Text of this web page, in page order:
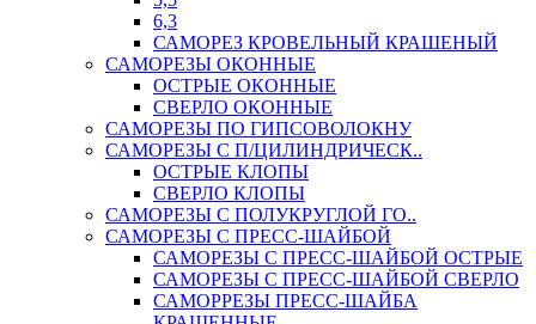
6,3
САМОРЕЗ КРОВЕЛЬНЫЙ КРАШЕНЫЙ
САМОРЕЗЫ ОКОННЫЕ
ОСТРЫЕ ОКОННЫЕ
СВЕРЛО ОКОННЫЕ
САМОРЕЗЫ ПО ГИПСОВОЛОКНУ
САМОРЕЗЫ С П/ЦИЛИНДРИЧЕСК..
ОСТРЫЕ КЛОПЫ
СВЕРЛО КЛОПЫ
САМОРЕЗЫ С ПОЛУКРУГЛОЙ ГО..
САМОРЕЗЫ С ПРЕСС-ШАЙБОЙ
САМОРЕЗЫ С ПРЕСС-ШАЙБОЙ ОСТРЫЕ
САМОРЕЗЫ С ПРЕСС-ШАЙБОЙ СВЕРЛО
САМОРРЕЗЫ ПРЕСС-ШАЙБА